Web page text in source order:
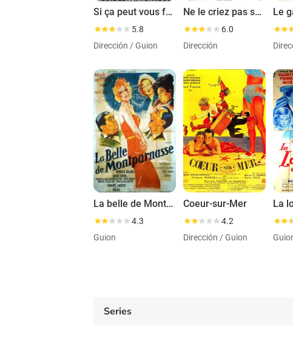
Si ça peut vous faire plaisir
5.8
Dirección / Guion
Ne le criez pas sur les toits
6.0
Dirección
La belle de Montparnasse
4.3
Guion
Coeur-sur-Mer
4.2
Dirección / Guion
Series